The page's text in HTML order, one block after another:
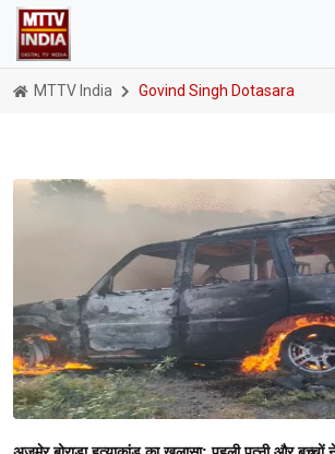
MTTV India Govind Singh Dotasara